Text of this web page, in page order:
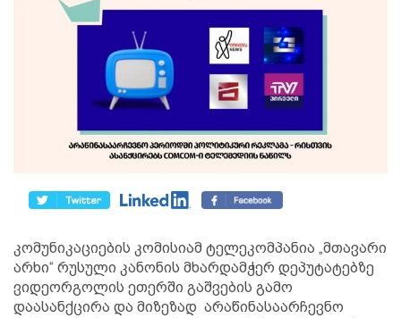
კომუნიკაციების კომისიამ ტელეკომპანია „მთავარი
არხი“ რუსული კანონის მხარდამჭერ დეპუტატებზე
ვიდეორგოლის ეთერში გაშვების გამო
დაასანქცირა და მიზეზად არაწინასაარჩევნო